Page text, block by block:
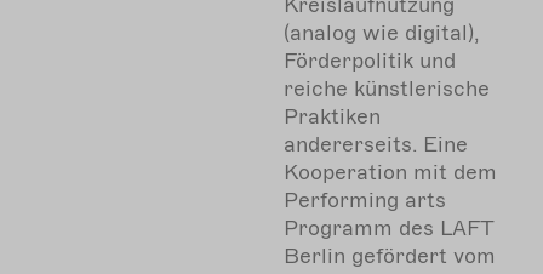
(analog wie digital),
Förderpolitik und
reiche künstlerische
Praktiken
andererseits. Eine
Kooperation mit dem
Performing arts
Programm des LAFT
Berlin gefördert vom